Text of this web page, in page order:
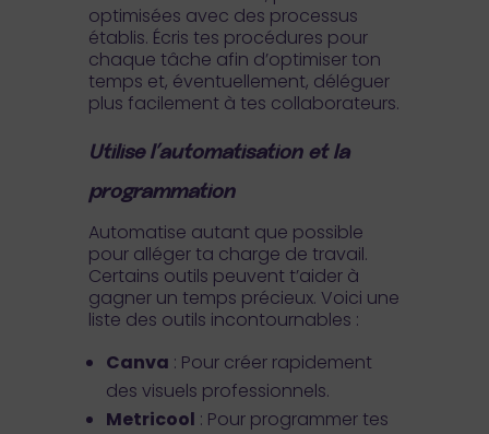
optimisées avec des processus
établis. Écris tes procédures pour
chaque tâche afin d’optimiser ton
temps et, éventuellement, déléguer
plus facilement à tes collaborateurs.
Utilise l’automatisation et la
programmation
Automatise autant que possible
pour alléger ta charge de travail.
Certains outils peuvent t’aider à
gagner un temps précieux. Voici une
liste des outils incontournables :
Canva : Pour créer rapidement
des visuels professionnels.
Metricool : Pour programmer tes